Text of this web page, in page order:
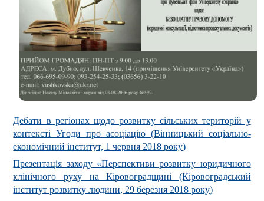
Дебати в регіонах щодо розвитку сільських територій у
контексті Угоди про асоціацію (Вінницький соціально-
економічний інститут, 1 червня 2018 року)
Презентація заходу «Перспективи розвитку юридичного
клінічного руху на Кіровоградщині (Кіровоградський
інститут розвитку людини, 29 березня 2018 року)